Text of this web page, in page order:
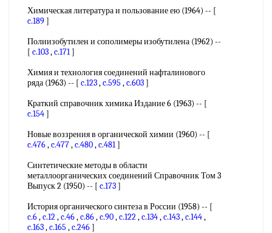
Химическая литература и пользование ею (1964) -- [
c.189]
Полиизобутилен и сополимеры изобутилена (1962) --
[ c.103,c.171]
Химия и технология соединений нафталинового
ряда (1963) -- [ c.123,c.595 ,c.603]
Краткий справочник химика Издание 6 (1963) -- [
c.154]
Новые воззрения в органической химии (1960) -- [
c.476,c.477,c.480,c.481]
Синтетические методы в области
металлоорганических соединений Справочник Том 3
Выпуск 2 (1950) -- [ c.173]
История органического синтеза в России (1958) -- [
c.6,c.12,c.46,c.86,c.90,c.122,c.134,c.143,c.144,
c.163,c.165 ,c.246]